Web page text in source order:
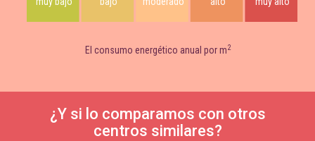
El consumo energético anual por m2
¿Y si lo comparamos con otros
centros similares?